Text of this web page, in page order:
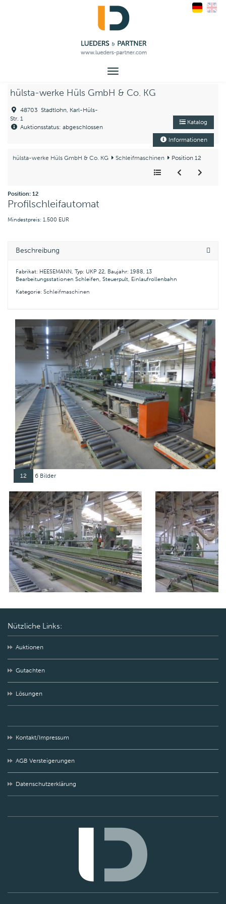
Toggle
hülsta-werke Hüls GmbH & Co. KG
48703 Stadtlohn, Karl-Hüls-
Str. 1
Auktionsstatus: abgeschlossen
Katalog
Informationen
hülsta-werke Hüls GmbH & Co. KG Schleifmaschinen Position 12
Position: 12
Profilschleifautomat
Mindestpreis: 1.500 EUR
Beschreibung
Fabrikat: HEESEMANN, Typ: UKP 22, Baujahr: 1988, 13
Bearbeitungsstationen Schleifen, Steuerpult, Einlaufrollenbahn
Kategorie: Schleifmaschinen
12 6 Bilder
Nützliche Links:
Auktionen
Gutachten
Lösungen
Kontakt/Impressum
AGB Versteigerungen
Datenschutzerklärung